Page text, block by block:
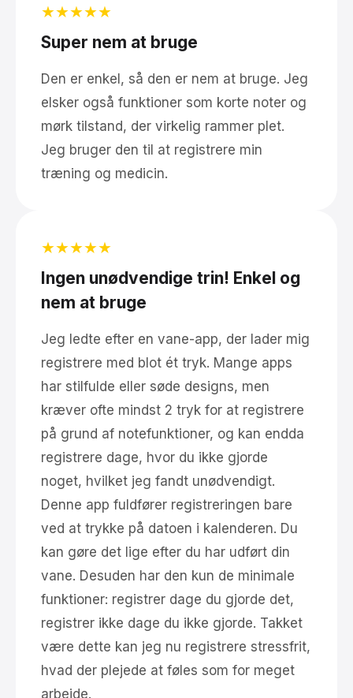
★★★★★
Super nem at bruge
Den er enkel, så den er nem at bruge. Jeg
elsker også funktioner som korte noter og
mørk tilstand, der virkelig rammer plet.
Jeg bruger den til at registrere min
træning og medicin.
★★★★★
Ingen unødvendige trin! Enkel og
nem at bruge
Jeg ledte efter en vane-app, der lader mig
registrere med blot ét tryk. Mange apps
har stilfulde eller søde designs, men
kræver ofte mindst 2 tryk for at registrere
på grund af notefunktioner, og kan endda
registrere dage, hvor du ikke gjorde
noget, hvilket jeg fandt unødvendigt.
Denne app fuldfører registreringen bare
ved at trykke på datoen i kalenderen. Du
kan gøre det lige efter du har udført din
vane. Desuden har den kun de minimale
funktioner: registrer dage du gjorde det,
registrer ikke dage du ikke gjorde. Takket
være dette kan jeg nu registrere stressfrit,
hvad der plejede at føles som for meget
arbejde.